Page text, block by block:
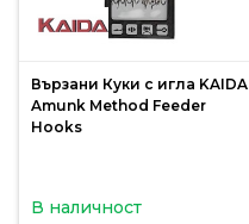
Вързани Куки с игла KAIDA
Amunk Method Feeder
Hooks
В наличност